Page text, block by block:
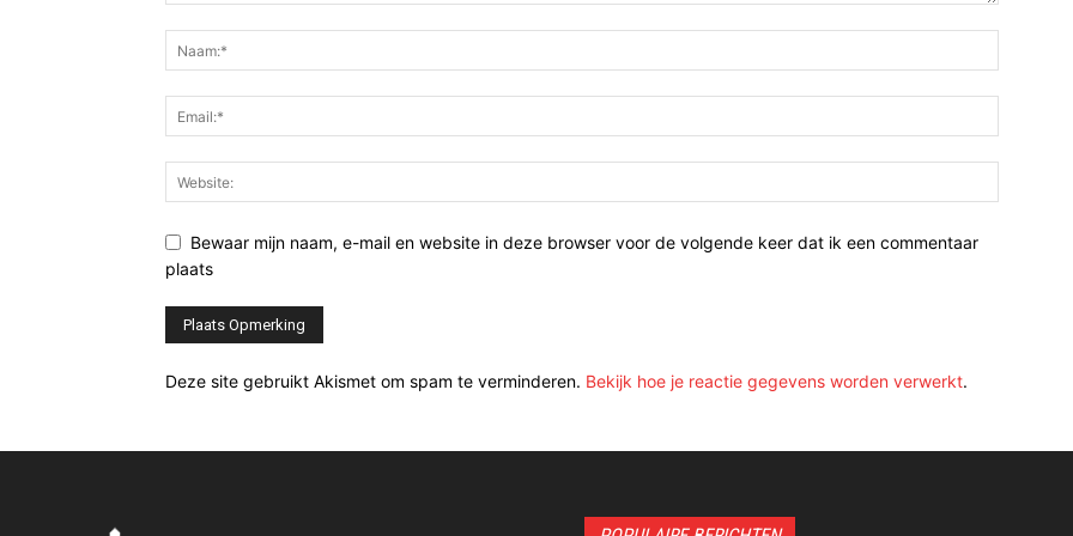
Bewaar mijn naam, e-mail en website in deze browser voor de volgende keer dat ik een commentaar
plaats
Deze site gebruikt Akismet om spam te verminderen. Bekijk hoe je reactie gegevens worden verwerkt.